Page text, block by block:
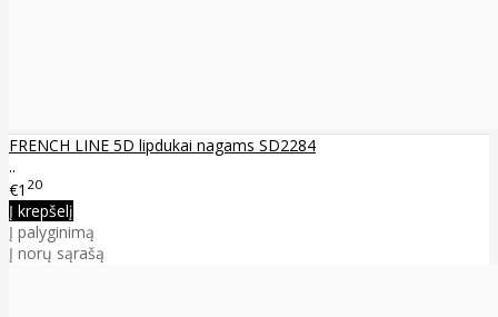
FRENCH LINE 5D lipdukai nagams SD2284
..
€1 20
Į krepšelį
Į palyginimą
Į norų sąrašą